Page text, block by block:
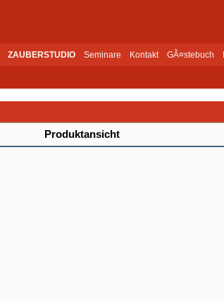
ZAUBERSTUDIO Seminare Kontakt GÃ¤stebuch
Produktansicht